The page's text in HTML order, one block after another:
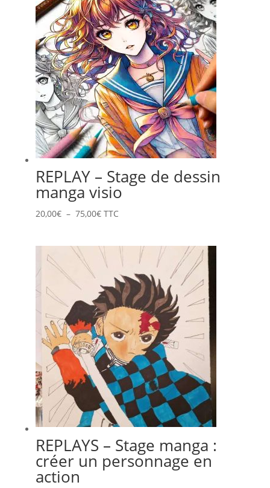
à
100,00€
REPLAY – Stage de dessin
manga visio
20,00€ – 75,00€Plage
prix :
20,00€
75,00€
TTC
REPLAYS – Stage manga :
créer un personnage en
action